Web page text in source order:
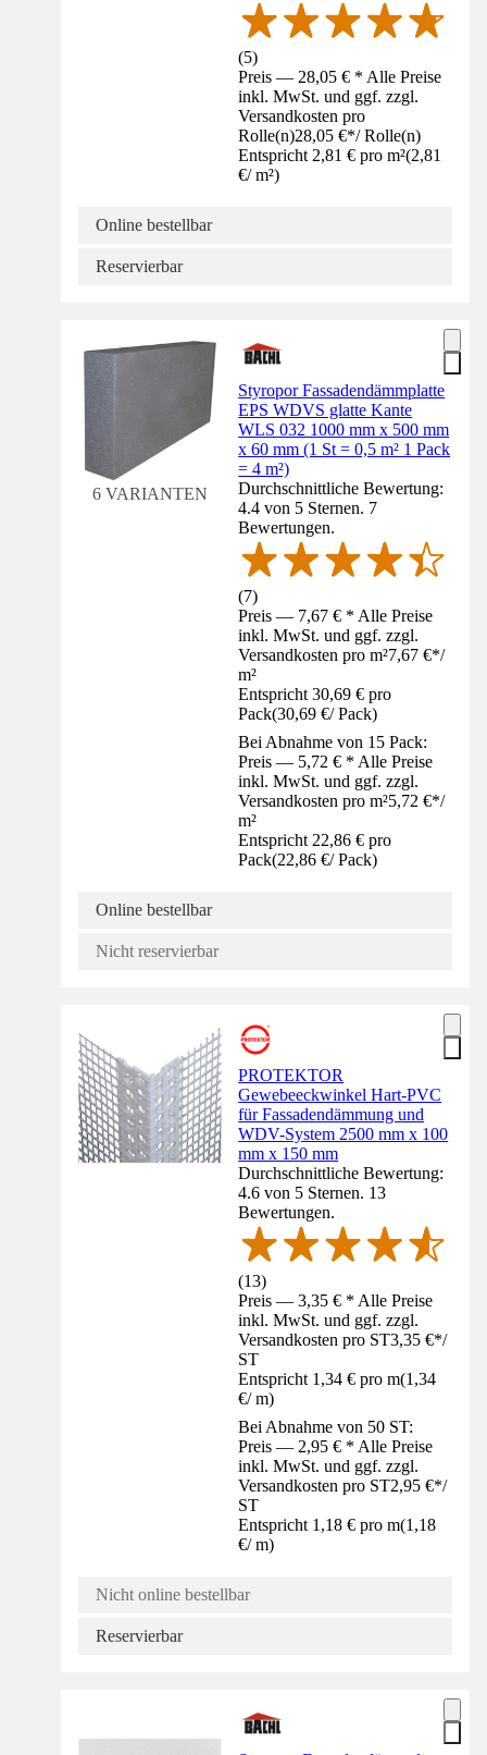
(5)
Preis — 28,05 € * Alle Preise
inkl. MwSt. und ggf. zzgl.
Versandkosten pro
Rolle(n)28,05 €*/ Rolle(n)
Entspricht 2,81 € pro m²(2,81
€/ m²)
Online bestellbar
Reservierbar
6 VARIANTEN
Styropor Fassadendämmplatte
EPS WDVS glatte Kante
WLS 032 1000 mm x 500 mm
x 60 mm (1 St = 0,5 m² 1 Pack
= 4 m²)
Durchschnittliche Bewertung:
4.4 von 5 Sternen. 7
Bewertungen.
(7)
Preis — 7,67 € * Alle Preise
inkl. MwSt. und ggf. zzgl.
Versandkosten pro m²7,67 €*/
m²
Entspricht 30,69 € pro
Pack(30,69 €/ Pack)
Bei Abnahme von 15 Pack:
Preis — 5,72 € * Alle Preise
inkl. MwSt. und ggf. zzgl.
Versandkosten pro m²5,72 €*/
m²
Entspricht 22,86 € pro
Pack(22,86 €/ Pack)
Online bestellbar
Nicht reservierbar
PROTEKTOR
Gewebeeckwinkel Hart-PVC
für Fassadendämmung und
WDV-System 2500 mm x 100
mm x 150 mm
Durchschnittliche Bewertung:
4.6 von 5 Sternen. 13
Bewertungen.
(13)
Preis — 3,35 € * Alle Preise
inkl. MwSt. und ggf. zzgl.
Versandkosten pro ST3,35 €*/
ST
Entspricht 1,34 € pro m(1,34
€/ m)
Bei Abnahme von 50 ST:
Preis — 2,95 € * Alle Preise
inkl. MwSt. und ggf. zzgl.
Versandkosten pro ST2,95 €*/
ST
Entspricht 1,18 € pro m(1,18
€/ m)
Nicht online bestellbar
Reservierbar